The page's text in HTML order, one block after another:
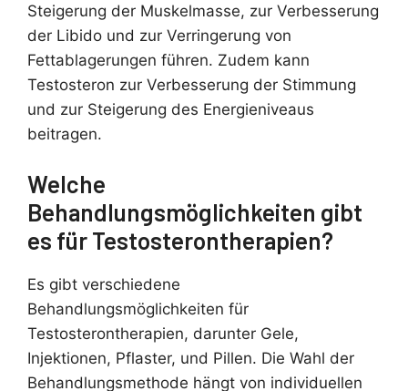
Steigerung der Muskelmasse, zur Verbesserung
der Libido und zur Verringerung von
Fettablagerungen führen. Zudem kann
Testosteron zur Verbesserung der Stimmung
und zur Steigerung des Energieniveaus
beitragen.
Welche
Behandlungsmöglichkeiten gibt
es für Testosterontherapien?
Es gibt verschiedene
Behandlungsmöglichkeiten für
Testosterontherapien, darunter Gele,
Injektionen, Pflaster, und Pillen. Die Wahl der
Behandlungsmethode hängt von individuellen